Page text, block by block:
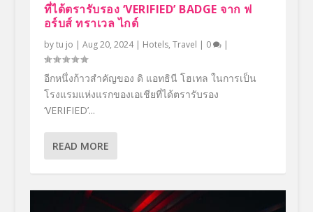
ที่ได้ตรารับรอง ‘VERIFIED’ BADGE จาก ฟ
อร์บส์ ทราเวล ไกด์
bytu jo | Aug 20, 2024| Hotels, Travel | 0 |
อีกหนึ่งก้าวสำคัญของ ดิ แอทธินี โฮเทล ในการเป็น
โรงแรมแห่งแรกของเอเชียที่ได้ตรารับรอง
‘VERIFIED’...
READ MORE